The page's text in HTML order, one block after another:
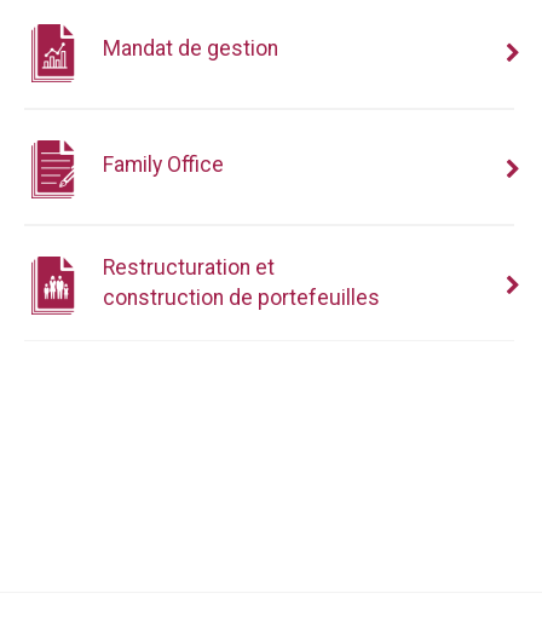
Mandat de gestion
Family Office
Restructuration et
construction de portefeuilles